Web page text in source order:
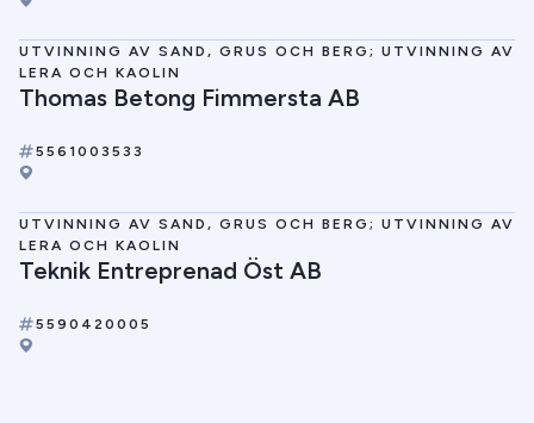
UTVINNING AV SAND, GRUS OCH BERG; UTVINNING AV
LERA OCH KAOLIN
Thomas Betong Fimmersta AB
5561003533
UTVINNING AV SAND, GRUS OCH BERG; UTVINNING AV
LERA OCH KAOLIN
Teknik Entreprenad Öst AB
5590420005